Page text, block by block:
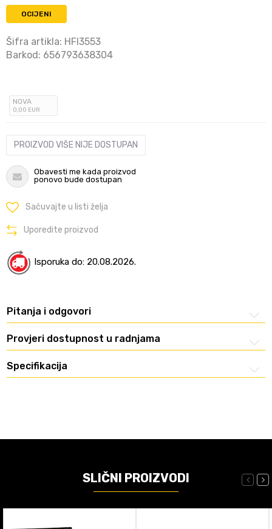
OCIJENI
Šifra artikla: HFI3553
Barkod: 656793638304
NOVA
0,00 EUR
PROIZVOD VIŠE NIJE DOSTUPAN
Obavesti me kada proizvod
ponovo bude dostupan
Sačuvajte u listi želja
Uporedite proizvod
Isporuka do: 20.08.2026.
Pitanja i odgovori
Provjeri dostupnost u radnjama
Specifikacija
SLIČNI PROIZVODI